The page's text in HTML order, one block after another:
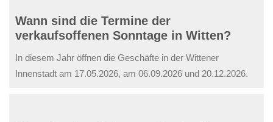
Wann sind die Termine der
verkaufsoffenen Sonntage in Witten?
In diesem Jahr öffnen die Geschäfte in der Wittener
Innenstadt am 17.05.2026, am 06.09.2026 und 20.12.2026.